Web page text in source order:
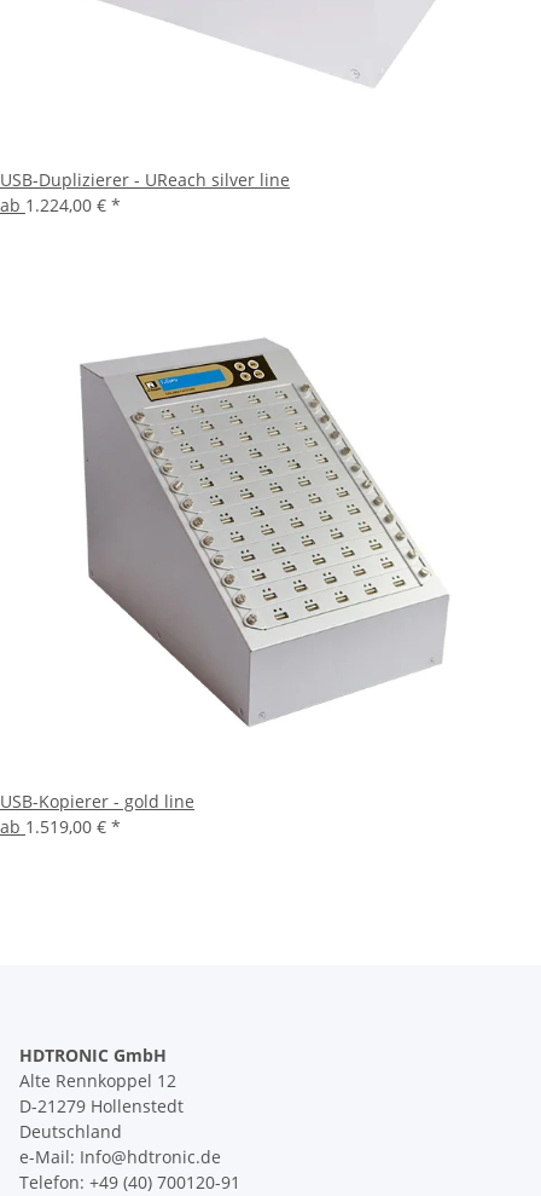
USB-Duplizierer - UReach silver line
ab 1.224,00 € *
USB-Kopierer - gold line
ab 1.519,00 € *
HDTRONIC GmbH
Alte Rennkoppel 12
D-21279 Hollenstedt
Deutschland
e-Mail: Info@hdtronic.de
Telefon: +49 (40) 700120-91